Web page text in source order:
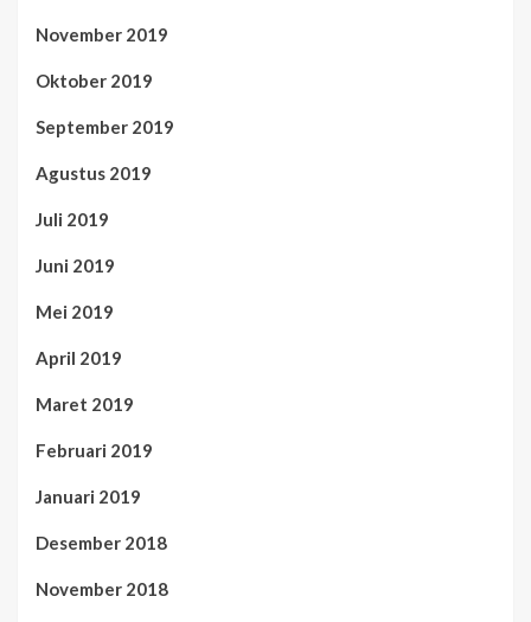
November 2019
Oktober 2019
September 2019
Agustus 2019
Juli 2019
Juni 2019
Mei 2019
April 2019
Maret 2019
Februari 2019
Januari 2019
Desember 2018
November 2018